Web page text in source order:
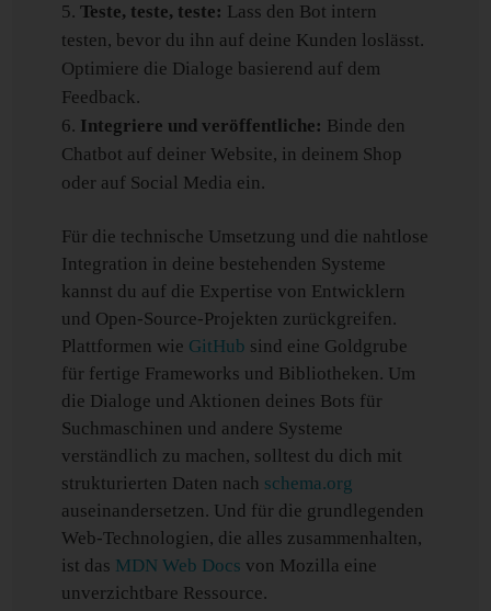
Teste, teste, teste: Lass den Bot intern
testen, bevor du ihn auf deine Kunden loslässt.
Optimiere die Dialoge basierend auf dem
Feedback.
Integriere und veröffentliche: Binde den
Chatbot auf deiner Website, in deinem Shop
oder auf Social Media ein.
Für die technische Umsetzung und die nahtlose
Integration in deine bestehenden Systeme
kannst du auf die Expertise von Entwicklern
und Open-Source-Projekten zurückgreifen.
Plattformen wie GitHub sind eine Goldgrube
für fertige Frameworks und Bibliotheken. Um
die Dialoge und Aktionen deines Bots für
Suchmaschinen und andere Systeme
verständlich zu machen, solltest du dich mit
strukturierten Daten nach schema.org
auseinandersetzen. Und für die grundlegenden
Web-Technologien, die alles zusammenhalten,
ist das MDN Web Docs von Mozilla eine
unverzichtbare Ressource.